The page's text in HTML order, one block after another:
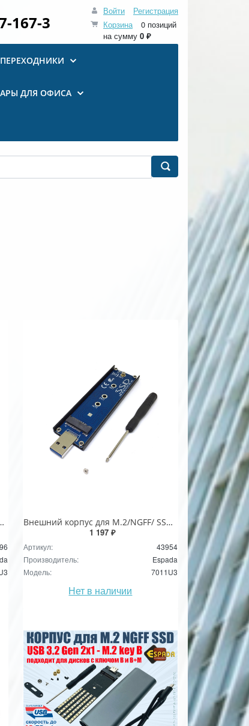
Войти
Регистрация
Корзина
0 позиций
на сумму0 ₽
167-3
ДЛЯ ОФИСА
7031U3, Espada в виде флешки
Внешний корпуc для M.2/NGFF/ SSD, USB3.0, модель 7011U3 ver.2, Espada /external case
1 197 ₽
Артикул:
43954
Производитель:
Espada
Модель:
7011U3
Нет в наличии